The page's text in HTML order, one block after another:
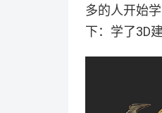
多的人开始
下：学了3D